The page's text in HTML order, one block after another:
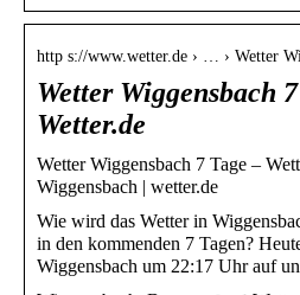
http s://www.wetter.de › … › Wetter
Wetter Wiggensbach
Wetter.de
Wetter Wiggensbach 7 Tage –
Wiggensbach | wetter.de
Wie wird das Wetter in
in den kommenden 7 Tagen?
Wiggensbach um 22:17 Uhr auf